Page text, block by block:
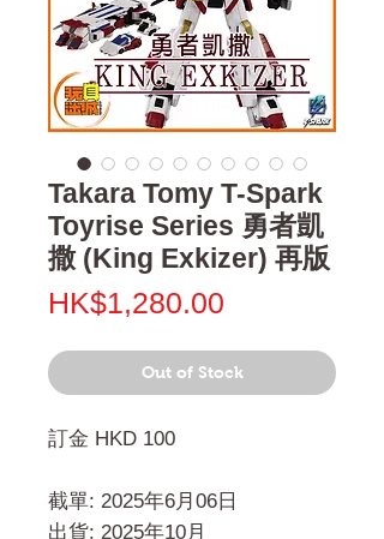
Takara Tomy T-Spark
Toyrise Series 勇者凱
撒 (King Exkizer) 再版
HK$1,280.00
Out of Stock
訂金 HKD 100
截單: 2025年6月06日
出貨: 2025年10月